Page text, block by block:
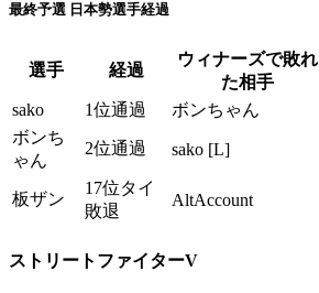
最終予選 日本勢選手経過
選手 経過
ウィナーズで敗れ
た相手
sako
1位通過 ボンちゃん
ボンち
ゃん
2位通過 sako [L]
板ザン
17位タイ
敗退
AltAccount
ストリートファイターV